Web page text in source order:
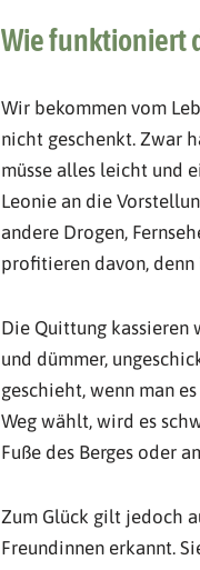
Wie funktioniert
Wir bekommen vom
nicht geschenkt. Zwar
müsse alles leicht und
Leonie an die
andere Drogen,
profitieren davon, denn
Die Quittung kassieren
und dümmer,
geschieht, wenn man
Weg wählt, wird es
Fuße des Berges oder
Zum Glück gilt jedoch
Freundinnen erkannt.